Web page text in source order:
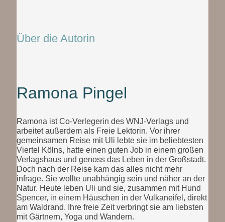
Über die Autorin
Ramona Pingel
Ramona ist Co-Verlegerin des WNJ-Verlags und
arbeitet außerdem als Freie Lektorin. Vor ihrer
gemeinsamen Reise mit Uli lebte sie im beliebtesten
Viertel Kölns, hatte einen guten Job in einem großen
Verlagshaus und genoss das Leben in der Großstadt.
Doch nach der Reise kam das alles nicht mehr
infrage. Sie wollte unabhängig sein und näher an der
Natur. Heute leben Uli und sie, zusammen mit Hund
Spencer, in einem Häuschen in der Vulkaneifel, direkt
am Waldrand. Ihre freie Zeit verbringt sie am liebsten
mit Gärtnern, Yoga und Wandern.